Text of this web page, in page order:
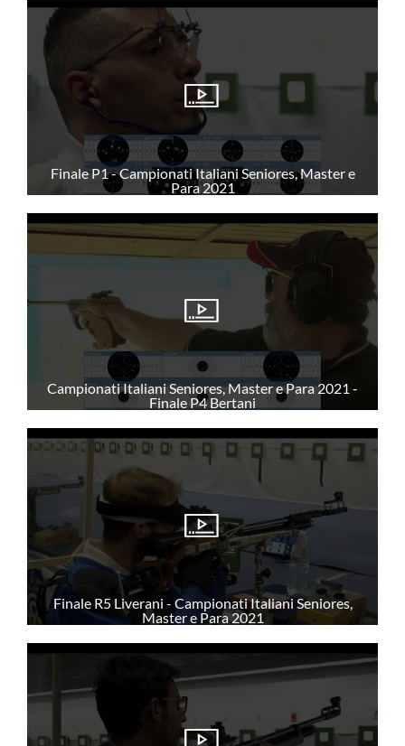
GIUSTIZIA SPORTIVA
Provvedimenti 2014
Provvedimenti 2020
Provvedimenti 2021
Documenti Giustizia Sportiva
NEWS
FORMAZIONE
Documenti
Corsi
Archivio Corsi
EVENTI
DOWNLOAD
FAQ
Safeguarding
Amministrazione
Antidoping
Finale P1 - Campionati Italiani Seniores, Master e
Para 2021
Campionati Italiani Seniores, Master e Para 2021 -
Finale P4 Bertani
Finale R5 Liverani - Campionati Italiani Seniores,
Master e Para 2021